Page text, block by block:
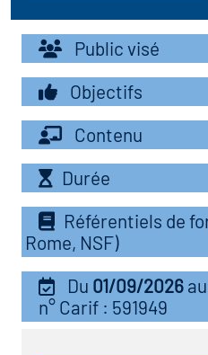
les métiers
clés métiers et
lieu d'information ou
des métiers en
des transitions
de l'Economie
Solidaire (ESS)
du secteur
Public visé
Objectifs
Contenu
Durée
Référentiels de
Rome, NSF)
Du 01/09/2026 au
n° Carif : 591949